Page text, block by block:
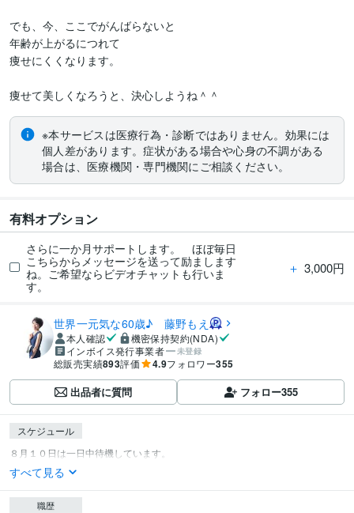
でも、今、ここでがんばらないと
年齢が上がるにつれて
痩せにくくなります。
※本サービスは医療行為・診断ではありません。効果には
個人差があります。症状がある場合や心身の不調がある
場合は、医療機関・専門機関にご相談ください。
有料オプション
さらに一か月サポートします。 ほぼ毎日
こちらからメッセージを送って励まします
ね。ご希望ならビデオチャットも行いま
す。
＋ 3,000円
世界一元気な60歳♪ 藤野もえ
本人確認
機密保持契約(NDA)
インボイス発行事業者
未登録
総販売実績893評価 4.9フォロワー355
出品者に質問 フォロー355
スケジュール
すべて見る
職歴